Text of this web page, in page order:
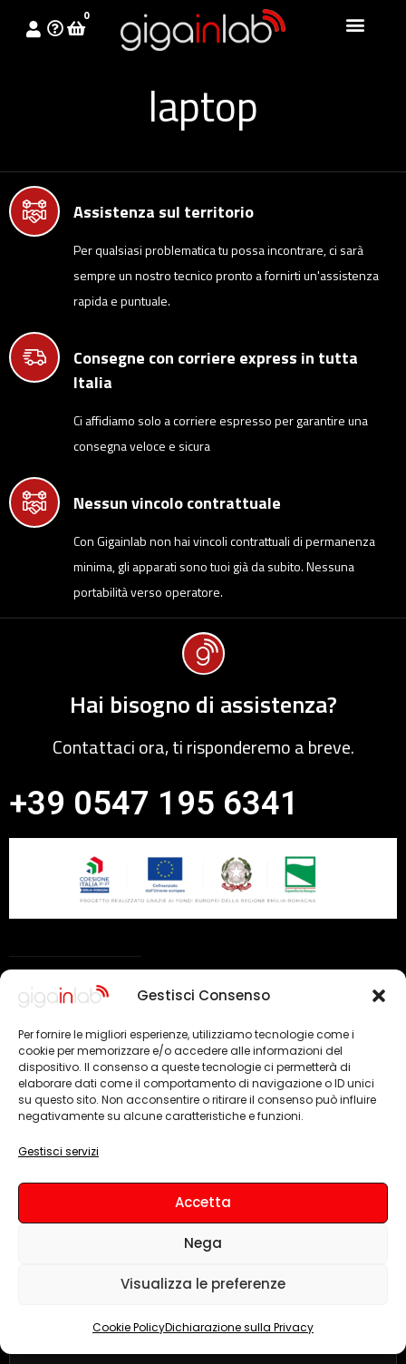
Gestisci Consenso
Per fornire le migliori esperienze, utilizziamo tecnologie come i
cookie per memorizzare e/o accedere alle informazioni del
dispositivo. Il consenso a queste tecnologie ci permetterà di
elaborare dati come il comportamento di navigazione o ID unici
su questo sito. Non acconsentire o ritirare il consenso può influire
negativamente su alcune caratteristiche e funzioni.
Gestisci servizi
Accetta
Nega
Visualizza le preferenze
Cookie PolicyDichiarazione sulla Privacy
0
laptop
Assistenza sul territorio
Per qualsiasi problematica tu possa incontrare, ci sarà
sempre un nostro tecnico pronto a fornirti un'assistenza
rapida e puntuale.
Consegne con corriere express in tutta
Italia
Ci affidiamo solo a corriere espresso per garantire una
consegna veloce e sicura
Nessun vincolo contrattuale
Con Gigainlab non hai vincoli contrattuali di permanenza
minima, gli apparati sono tuoi già da subito. Nessuna
portabilità verso operatore.
Hai bisogno di assistenza?
Contattaci ora, ti risponderemo a breve.
+39 0547 195 6341
o consulta le nostre FAQ
Di quale informazione hai bisogno?
Imbarcazioni
Industria 4.0
Assistenza tecnica